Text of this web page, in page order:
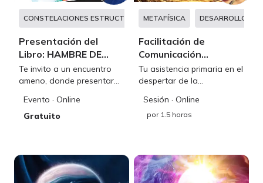
CONSTELACIONES ESTRUCTURALES CONSTELACIONES
Presentación del
Libro: HAMBRE DE
MADRE
Te invito a un encuentro
ameno, donde presentaré
MADRE: Sanando la
relación con la madre
Evento · Online
Gratuito
METAFÍSICA DESARROLLO
Facilitación de
Comunicación
Emocional y
Energética
Tu asistencia primaria en el
despertar de la
Sesión · Online
por 1.5 horas